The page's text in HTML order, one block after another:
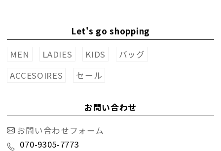
Let's go shopping
MEN
LADIES KIDS
バッグ
ACCESOIRES
セール
お問い合わせ
お問い合わせフォーム
070-9305-7773